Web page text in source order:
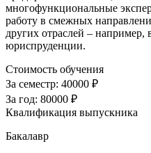
многофункциональные
работу в смежных
других отраслей –
юриспруденции.
Стоимость обучения
За семестр: 40000 ₽
За год: 80000 ₽
Квалификация выпускника
Бакалавр